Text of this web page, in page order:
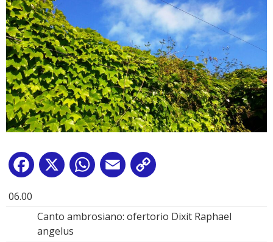
Facebook
X WhatsApp
Email
06.00
Canto ambrosiano: ofertorio Dixit Raphael
angelus